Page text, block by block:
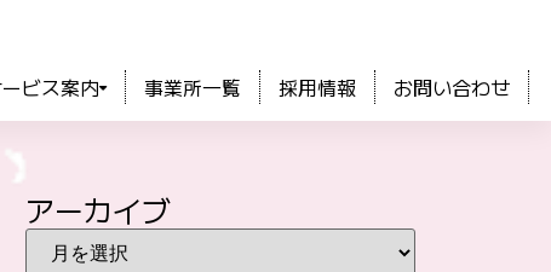
ビス案内 事業所一覧 採用情報 お問い合わせ
アーカイブ